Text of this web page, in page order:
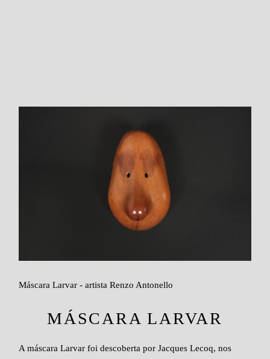
Máscara Larvar - artista Renzo Antonello
MÁSCARA LARVAR
A máscara Larvar foi descoberta por Jacques Lecoq, nos